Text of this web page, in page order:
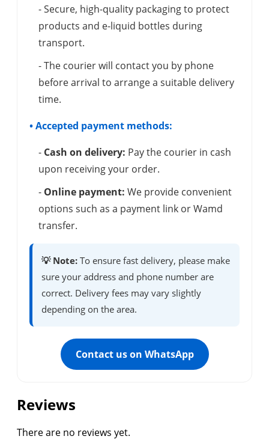
- Secure, high-quality packaging to protect
products and e-liquid bottles during
transport.
- The courier will contact you by phone
before arrival to arrange a suitable delivery
time.
• Accepted payment methods:
- Cash on delivery: Pay the courier in cash
upon receiving your order.
- Online payment: We provide convenient
options such as a payment link or Wamd
transfer.
💡 Note: To ensure fast delivery, please make
sure your address and phone number are
correct. Delivery fees may vary slightly
depending on the area.
Contact us on WhatsApp
Reviews
There are no reviews yet.